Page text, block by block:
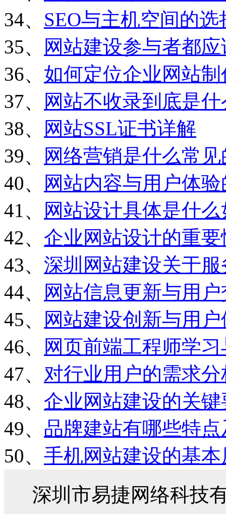
34、 SEO与主机空间的选
35、
网站建设参与者都
36、 如何定位企业网站
37、
网站不收录到底是
38、
网站SSL证书详解
39、
网络营销是什么常
40、
网站内容与用户体
41、
网站设计具体是什
42、 企业网站设计的重要
43、 深圳网站建设关于
44、
网站信息更新与用
45、
网站建设创新与用
46、
网页前端工程师学
47、 对行业用户的需求
48、 企业网站建设的关
49、 品牌建站有哪些特
50、 手机网站建设的基本
深圳市易捷网络科